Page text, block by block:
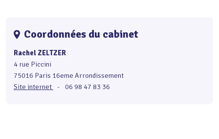
Coordonnées du cabinet
Rachel ZELTZER
4 rue Piccini
75016 Paris 16eme Arrondissement
Site internet
- 06 98 47 83 36